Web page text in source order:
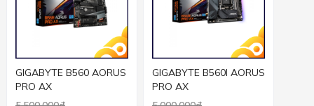
GIGABYTE B560 AORUS
PRO AX
GIGABYTE B560I AORUS
PRO AX